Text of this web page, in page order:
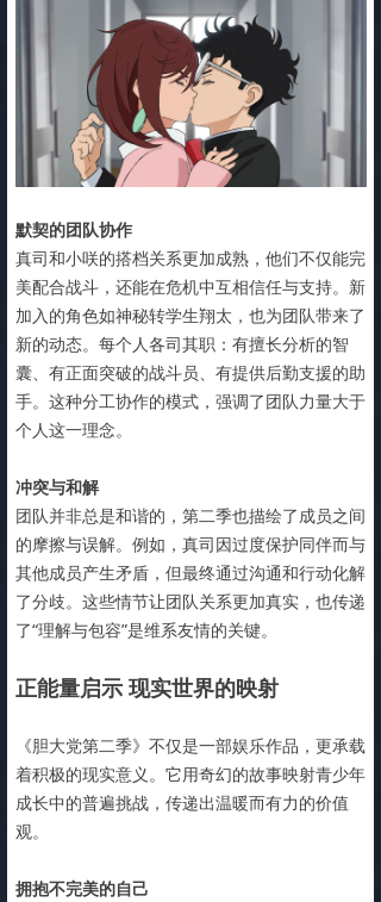
默契的团队协作
真司和小咲的搭档关系更加成熟，他们不仅能完
美配合战斗，还能在危机中互相信任与支持。新
加入的角色如神秘转学生翔太，也为团队带来了
新的动态。每个人各司其职：有擅长分析的智
囊、有正面突破的战斗员、有提供后勤支援的助
手。这种分工协作的模式，强调了团队力量大于
个人这一理念。
冲突与和解
团队并非总是和谐的，第二季也描绘了成员之间
的摩擦与误解。例如，真司因过度保护同伴而与
其他成员产生矛盾，但最终通过沟通和行动化解
了分歧。这些情节让团队关系更加真实，也传递
了“理解与包容”是维系友情的关键。
正能量启示 现实世界的映射
《胆大党第二季》不仅是一部娱乐作品，更承载
着积极的现实意义。它用奇幻的故事映射青少年
成长中的普遍挑战，传递出温暖而有力的价值
观。
拥抱不完美的自己